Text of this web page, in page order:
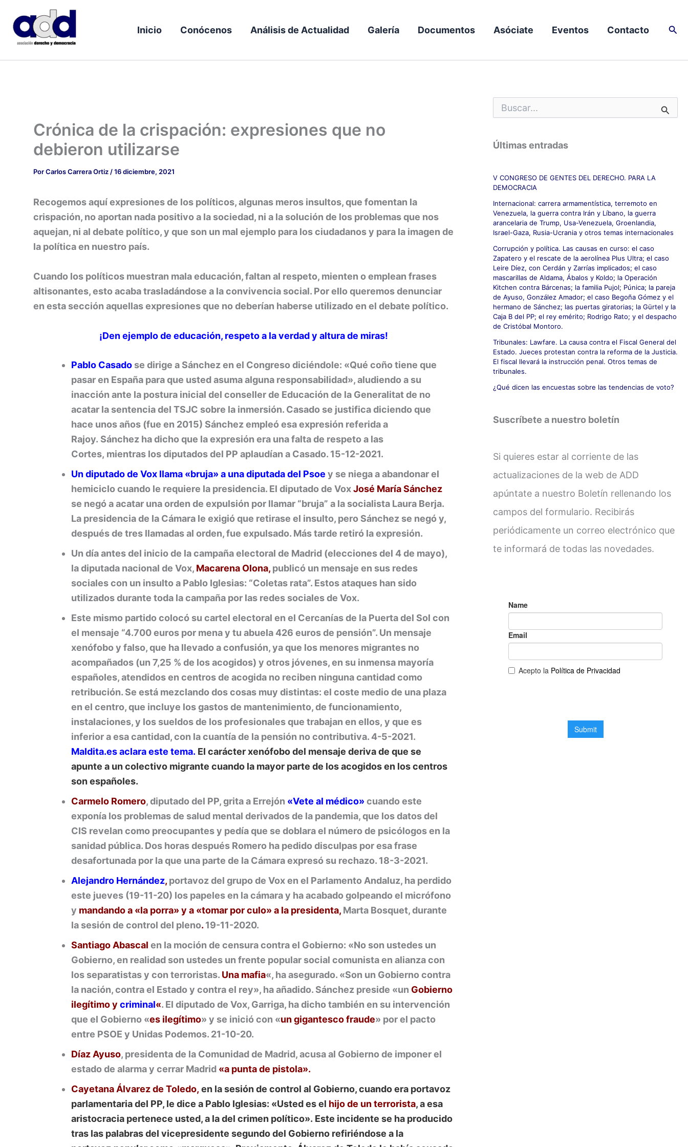
contenido
Inicio Conócenos Análisis de Actualidad Galería Documentos Asóciate Eventos Contacto
Crónica de la crispación: expresiones que no
debieron utilizarse
PorCarlos Carrera Ortiz /16 diciembre, 2021
Recogemos aquí expresiones de los políticos, algunas meros insultos, que fomentan la
crispación, no aportan nada positivo a la sociedad, ni a la solución de los problemas que nos
aquejan, ni al debate político, y que son un mal ejemplo para los ciudadanos y para la imagen de
la política en nuestro país.
Cuando los políticos muestran mala educación, faltan al respeto, mienten o emplean frases
altisonantes, esto acaba trasladándose a la convivencia social. Por ello queremos denunciar
en esta sección aquellas expresiones que no deberían haberse utilizado en el debate político.
¡Den ejemplo de educación, respeto a la verdad y altura de miras!
Pablo Casado se dirige a Sánchez en el Congreso diciéndole: «Qué coño tiene que
pasar en España para que usted asuma alguna responsabilidad», aludiendo a su
inacción ante la postura inicial del conseller de Educación de la Generalitat de no
acatar la sentencia del TSJC sobre la inmersión. Casado se justifica diciendo que
hace unos años (fue en 2015) Sánchez empleó esa expresión referida a
Rajoy. Sánchez ha dicho que la expresión era una falta de respeto a las
Cortes, mientras los diputados del PP aplaudían a Casado. 15-12-2021.
Un diputado de Vox llama «bruja» a una diputada del Psoe y se niega a abandonar el
hemiciclo cuando le requiere la presidencia. El diputado de VoxJosé María Sánchez
se negó a acatar una orden de expulsión por llamar “bruja” a la socialista Laura Berja.
La presidencia de la Cámara le exigió que retirase el insulto, pero Sánchez se negó y,
después de tres llamadas al orden, fue expulsado. Más tarde retiró la expresión.
Un día antes del inicio de la campaña electoral de Madrid (elecciones del 4 de mayo),
la diputada nacional de Vox, Macarena Olona, publicó un mensaje en sus redes
sociales con un insulto a Pablo Iglesias: “Coletas rata”. Estos ataques han sido
utilizados durante toda la campaña por las redes sociales de Vox.
Este mismo partido colocó su cartel electoral en el Cercanías de la Puerta del Sol con
el mensaje “4.700 euros por mena y tu abuela 426 euros de pensión”. Un mensaje
xenófobo y falso, que ha llevado a confusión, ya que los menores migrantes no
acompañados (un 7,25 % de los acogidos) y otros jóvenes, en su inmensa mayoría
españoles, atendidos en centros de acogida no reciben ninguna cantidad como
retribución. Se está mezclando dos cosas muy distintas: el coste medio de una plaza
en el centro, que incluye los gastos de mantenimiento, de funcionamiento,
instalaciones, y los sueldos de los profesionales que trabajan en ellos, y que es
inferior a esa cantidad, con la cuantía de la pensión no contributiva. 4-5-2021.
Maldita.es aclara este tema. El carácterxenófobo del mensaje deriva de que se
apunte a un colectivo migrante cuando la mayor parte de los acogidos en los centros
son españoles.
Carmelo Romero, diputado del PP, grita a Errejón «Vete al médico»cuando este
exponía los problemas de salud mental derivados de la pandemia, que los datos del
CIS revelan como preocupantes y pedía que se doblara el número de psicólogos en la
sanidad pública. Dos horas después Romero ha pedido disculpas por esa frase
desafortunada por la que una parte de la Cámara expresó su rechazo. 18-3-2021.
Alejandro Hernández, portavoz del grupo de Vox en el Parlamento Andaluz, ha perdido
este jueves (19-11-20) los papeles en la cámara y ha acabado golpeando el micrófono
y mandando a «la porra» y a «tomar por culo» a la presidenta, Marta Bosquet, durante
la sesión de control del pleno. 19-11-2020.
Santiago Abascal en la moción de censura contra el Gobierno: «No son ustedes un
Gobierno, en realidad son ustedes un frente popular social comunista en alianza con
los separatistas y con terroristas. Una mafia«, ha asegurado. «Son un Gobierno contra
la nación, contra el Estado y contra el rey», ha añadido. Sánchez preside «un Gobierno
ilegítimo y criminal«. El diputado de Vox, Garriga, ha dicho también en su intervención
que el Gobierno «es ilegítimo» y se inició con «un gigantesco fraude» por el pacto
entre PSOE y Unidas Podemos. 21-10-20.
Díaz Ayuso, presidenta de la Comunidad de Madrid, acusa al Gobierno de imponer el
estado de alarma y cerrar Madrid «a punta de pistola».
Cayetana Álvarez de Toledo, en la sesión de control al Gobierno, cuando era portavoz
parlamentaria del PP, le dice a Pablo Iglesias: «Usted es el hijo de un terrorista, a esa
aristocracia pertenece usted, a la del crimen político». Este incidente se ha producido
tras las palabras del vicepresidente segundo del Gobierno refiriéndose a la
u
c
a
o
r
:
Últimas entradas
V CONGRESO DE GENTES DEL DERECHO. PARA LA
DEMOCRACIA
Internacional: carrera armamentística, terremoto en
Venezuela, la guerra contra Irán y Líbano, la guerra
arancelaria de Trump, Usa-Venezuela, Groenlandia,
Israel-Gaza, Rusia-Ucrania y otros temas internacionales
Corrupción y política. Las causas en curso: el caso
Zapatero y el rescate de la aerolínea Plus Ultra; el caso
Leire Díez, con Cerdán y Zarrías implicados; el caso
mascarillas de Aldama, Ábalos y Koldo; la Operación
Kitchen contra Bárcenas; la familia Pujol; Púnica; la pareja
de Ayuso, González Amador; el caso Begoña Gómez y el
hermano de Sánchez; las puertas giratorias; la Gürtel y la
Caja B del PP; el rey emérito; Rodrigo Rato; y el despacho
de Cristóbal Montoro.
Tribunales: Lawfare. La causa contra el Fiscal General del
Estado. Jueces protestan contra la reforma de la Justicia.
El fiscal llevará la instrucción penal. Otros temas de
tribunales.
¿Qué dicen las encuestas sobre las tendencias de voto?
Suscríbete a nuestro boletín
Si quieres estar al corriente de las
actualizaciones de la web de ADD
apúntate a nuestro Boletín rellenando los
campos del formulario. Recibirás
periódicamente un correo electrónico que
te informará de todas las novedades.